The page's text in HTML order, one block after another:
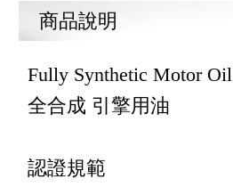
商品說明
Fully Synthetic Motor Oil
全合成 引擎用油
認證規範